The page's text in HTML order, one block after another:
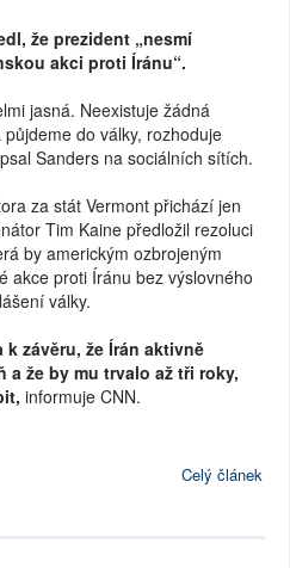
že prezident „nesmí
akci proti Íránu“.
jasná. Neexistuje žádná
do války, rozhoduje
Sanders na sociálních sítích.
za stát Vermont přichází jen
Tim Kaine předložil rezoluci
by americkým ozbrojeným
akce proti Íránu bez výslovného
války.
závěru, že Írán aktivně
že by mu trvalo až tři roky,
informuje CNN.
Celý článek